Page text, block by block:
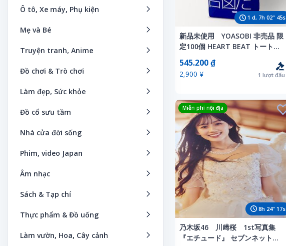
Hộp đựng đồng hồ
Phụ kiện nam
Đồng hồ Unisex
Công cụ sửa chữa đồng hồ đeo tay
Đồng hồ nữ
Dây đeo đồng hồ
Hộp bảo vệ đồng hồ
Phụ kiện thương hiệu
Giày nữ
Nước hoa
Phụ kiện thời trang
Quần áo truyền thống Nhật Bản
Sản phẩm handmade
Tạp chí thời trang
Thời trang nam
Thời trang nữ
Thời trang thể thao
Đài phát thanh
Điện thoại
Điện thoại bàn & Fax
Đồng hồ
Đồng hồ thông minh
Dụng cụ làm đẹp
Máy giặt & Bàn ủi
Máy hút bụi
Máy hủy tài liệu
Phần mềm
Smartphone & Điện thoại di động
Máy đọc sách
Máy ảnh kỹ thuật số
Link kiện máy tính
Máy chủ (Servers)
Máy trạm
Tên miền
Máy tính khác
Ô tô, Xe máy, Phụ kiện
Âm thanh xe ô tô
Bộ phận điều hướng xe ô tô
Các sản phẩm liên quan đến ô tô
Catalog, Sách hướng dẫn sử dụng
ETC
Hệ thống an toàn
Hệ thống bảo mật
Ô tô cũ
Mẹ và Bé
Đồ bộ giường
Đồ tắm
Handmade
Khác
Quần áo trẻ em, bà bầu
Sách, truyện thiếu nhi
Sản phẩm bảo vệ bé an toàn
con bú
Truyện tranh, Anime
Ảnh nghệ thuật
CD nhạc
Chữ ký
Dakimakura
Figures
Giấy dán tường
Hồ sơ
Đồ chơi & Trò chơi
Anh hùng giả vờ, chiến đấu
Cho bé
Cho thuê đồ chơi
Cho thuê trò chơi
Cưỡi đồ chơi
Đầu trang
Làm đẹp, Sức khỏe
Chăm sóc cơ thể
Chăm sóc răng miệng
Chăm sóc tóc
Dụng cụ làm đẹp
Hỗ trợ thư giãn
Đồ cổ sưu tầm
Kiếm
Đồ chơi, trò chơi
Hàng linh tinh
Hình
Nhà cửa đời sống
Bàn thờ Phật
Đồ gia dụng
Đồ nội thất
Đồ trang trí sự kiện
Phim, video Japan
DVD
Băng video
Đĩa laser
Âm nhạc
Bản ghi
CD
Sách & Tạp chí
Bản đồ, hướng dẫn du lịch
Thực phẩm & Đồ uống
Bánh kẹo
Làm vườn, Hoa, Cây cảnh
1 d, 7h02" 43s
新品未使用 YOASOBI 非売品 限
定100個 HEART BEAT トートバ
ッグ コラボ
545.200 ₫
2,900 ¥ 1 lượt đấu
8h 24" 15s
Miễn phí nội địa
乃木坂46 川﨑桜 1st写真集
『エチュード』 セブンネット限